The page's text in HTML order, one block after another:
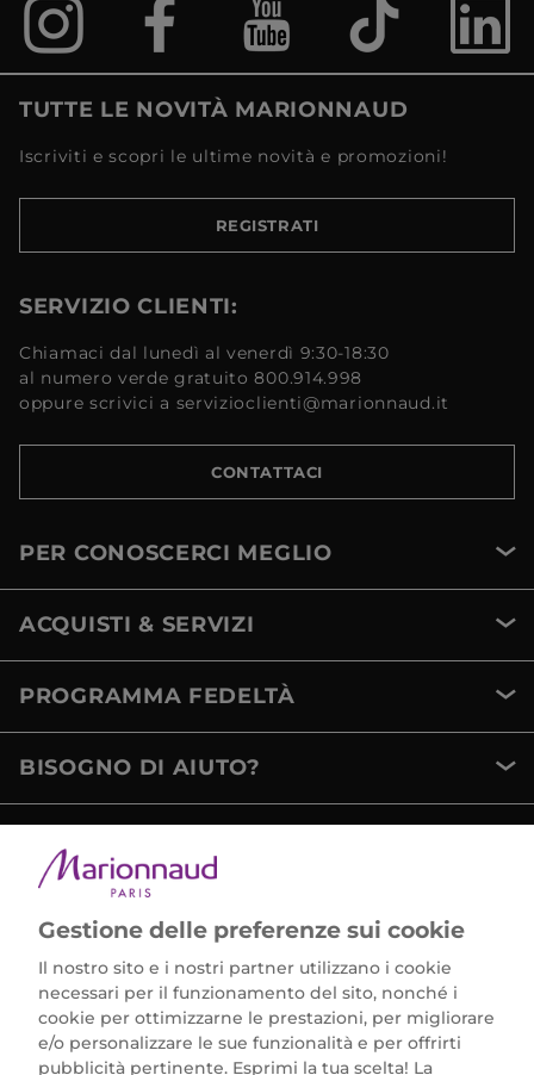
TUTTE LE NOVITÀ MARIONNAUD
Iscriviti e scopri le ultime novità e promozioni!
REGISTRATI
SERVIZIO CLIENTI:
Chiamaci dal lunedì al venerdì 9:30-18:30
al numero verde gratuito 800.914.998
oppure scrivici a servizioclienti@marionnaud.it
CONTATTACI
PER CONOSCERCI MEGLIO
ACQUISTI & SERVIZI
PROGRAMMA FEDELTÀ
BISOGNO DI AIUTO?
Marionnaud Parfumeries Italia S.r.l.
Gestione delle preferenze sui cookie
Il nostro sito e i nostri partner utilizzano i cookie
necessari per il funzionamento del sito, nonché i
cookie per ottimizzarne le prestazioni, per migliorare
e/o personalizzare le sue funzionalità e per offrirti
pubblicità pertinente. Esprimi la tua scelta! La